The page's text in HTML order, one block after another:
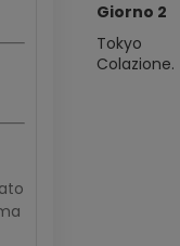
Giorno 2
Tokyo
Colazione.